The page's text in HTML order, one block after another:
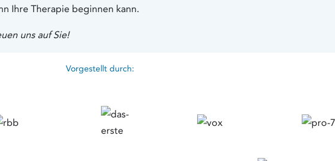
Ihre Therapie beginnen kann.
uns auf Sie!
Vorgestellt durch: